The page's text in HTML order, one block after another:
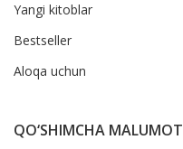
Yangi kitoblar
Bestseller
Aloqa uchun
QO‘SHIMCHA MALUMOT